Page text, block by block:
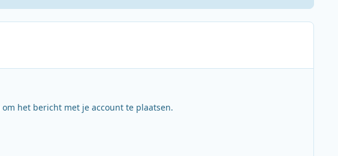
om het bericht met je account te plaatsen.